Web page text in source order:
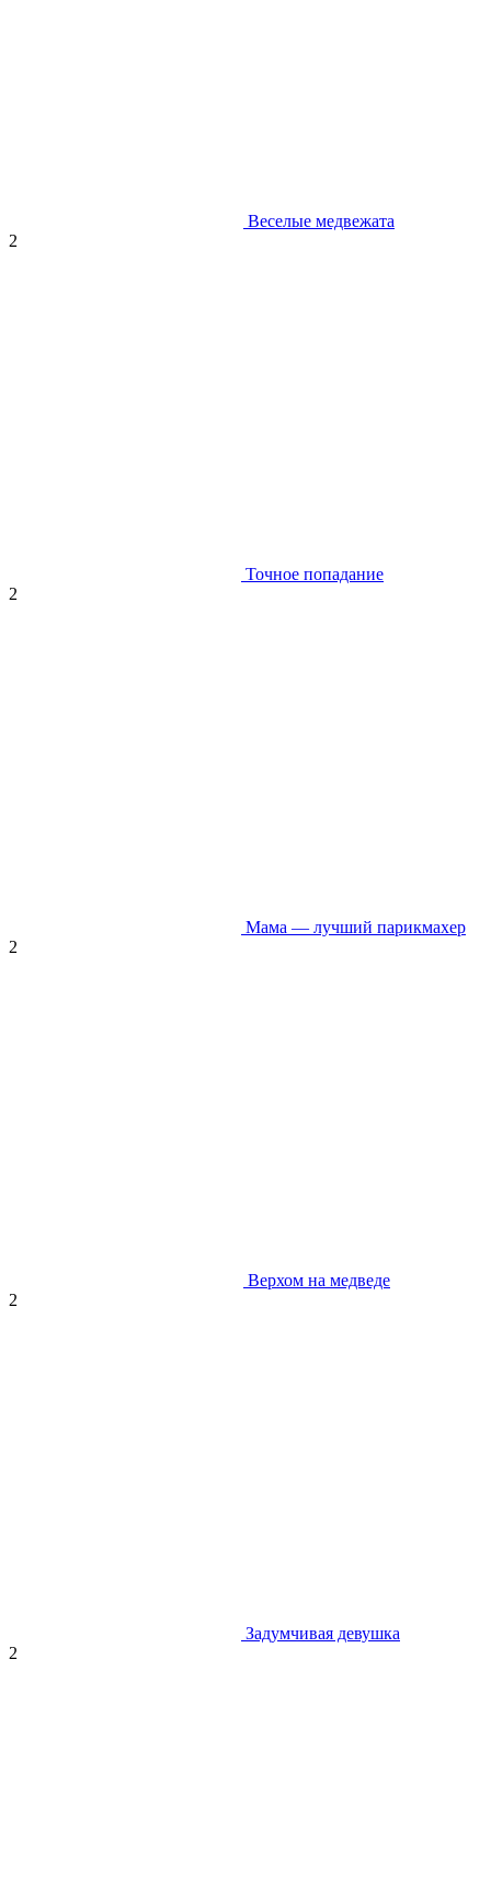
Веселые медвежата
2
Точное попадание
2
Мама — лучший парикмахер
2
Верхом на медведе
2
Задумчивая девушка
2